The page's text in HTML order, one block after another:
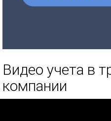
Видео учета в
компании